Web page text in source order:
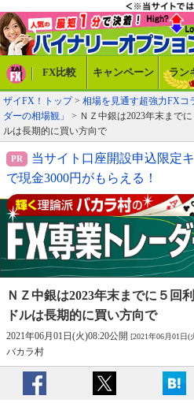
FX比較 キャンペーン ラン
ザイFX！トップ> 相場を見通す超強力FXコ
ダーの相場観」
> ＮＺ中銀は2023年末まで
ルは長期的に買い方向で
当サイト口座開設申込限定
で現金3000円がもらえる！
ＮＺ中銀は2023年末までに５回利
ドルは長期的に買い方向で
2021年06月01日(火)08:20公開 [2021年06月01日(
バカラ村